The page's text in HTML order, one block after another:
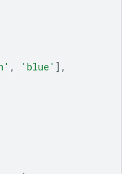
, 'blue' ],